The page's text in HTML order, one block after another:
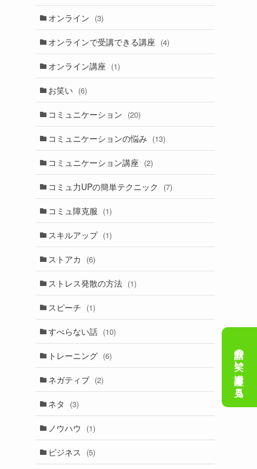
オンライン (3)
オンラインで受講できる講座 (4)
オンライン講座 (1)
お笑い (6)
コミュニケーション (20)
コミュニケーションの悩み (13)
コミュニケーション講座 (2)
コミュ力UPの簡単テクニック (7)
コミュ障克服 (1)
スキルアップ (1)
ストアカ (6)
ストレス発散の方法 (1)
スピーチ (1)
すべらない話 (10)
トレーニング (6)
ネガティブ (2)
ネタ (3)
ノウハウ (1)
ビジネス (5)
会話の笑い講座を見る